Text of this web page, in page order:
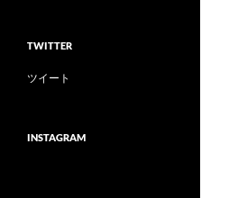
TWITTER
ツイート
INSTAGRAM